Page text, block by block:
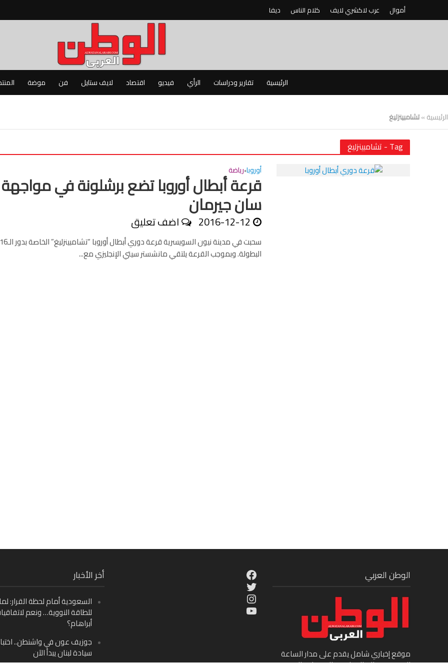
أموال عرب لاكشري لايف كلام الناس ديفا
الرئيسية تقارير ودراسات الرأي فيديو اقتصاد لايف ستايل فن موضة
الرئيسية»تشامبينزليغ
Tag - تشامبينزليغ
أوروبا•رياضة
قرعة أبطال أوروبا تضع برشلونة في مواجهة
سان جيرمان
2016-12-12 اضف تعليق
البطولة. وبموجب القرعة يلتقي مانشستر سيتي الإنجليزي مع...
أخر الأخبار
السعودية أمام لحظة القرار:
للطاقة النووية… ونعم
أبراهام؟
جوزيف عون في واشنطن..
سيادة لبنان يبدأ الآن
Facebook
Twitter
Instagram
YouTube
الوطن العربي
موقع إخباري شامل يقدم على مدار الساعة
الجديد في عالم السياسة والاقتصاد والفن